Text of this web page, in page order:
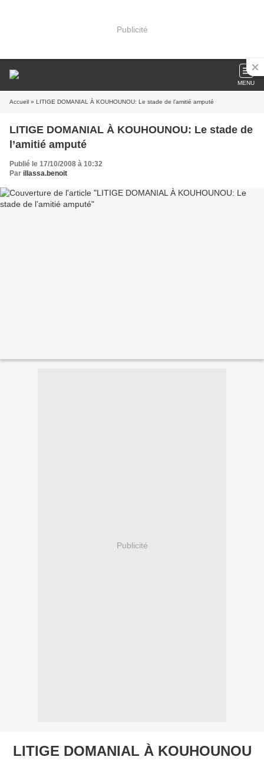
Publicité
MENU
Accueil » LITIGE DOMANIAL À KOUHOUNOU: Le stade de l’amitié amputé
LITIGE DOMANIAL À KOUHOUNOU: Le stade de
l’amitié amputé
Publié le 17/10/2008 à 10:32
Par illassa.benoit
Publicité
LITIGE DOMANIAL À KOUHOUNOU